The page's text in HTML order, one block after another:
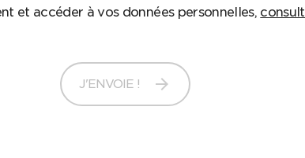
et accéder à vos données personnelles,
J'ENVOIE ! arrow_forward